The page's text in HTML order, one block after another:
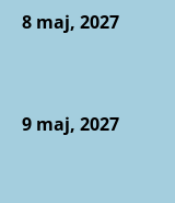
8 maj, 2027
9 maj, 2027